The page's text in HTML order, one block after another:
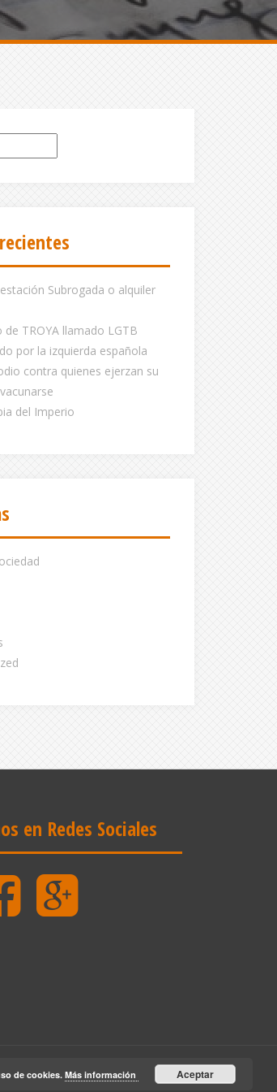
Subrogada o alquiler
de TROYA llamado LGTB
por la izquierda española
contra quienes ejerzan su
del Imperio
en Redes Sociales
Facebook
Google
de cookies.Más información Aceptar